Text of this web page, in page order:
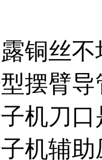
铜丝不
臂导
刀口
辅助